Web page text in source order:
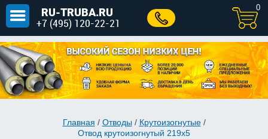
RU-TRUBA.RU
+7 (495) 120-22-21
0
Главная / Отводы / Крутоизогнутые/
Отвод крутоизогнутый 219х5